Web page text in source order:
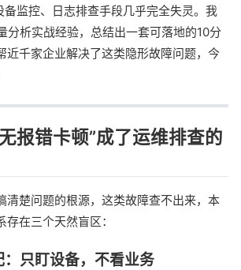
备监控、日志排查手段几乎完全失灵。我
分析实战经验，总结出一套可落地的10分
近千家企业解决了这类隐形故障问题，今
报错卡顿”成了运维排查的
清楚问题的根源，这类故障查不出来，本
在三个天然盲区：
：只盯设备，不看业务